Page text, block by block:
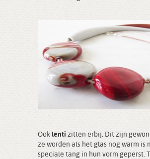
Ook lenti zitten erbij. Dit zijn
ze worden als het glas nog warm is
speciale tang in hun vorm geperst.